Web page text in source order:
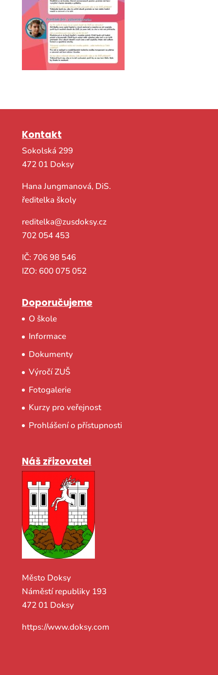
Kontakt
Sokolská 299
472 01 Doksy
Hana Jungmanová, DiS.
ředitelka školy
reditelka@zusdoksy.cz
702 054 453
IČ: 706 98 546
IZO: 600 075 052
Doporučujeme
O škole
Informace
Dokumenty
Výročí ZUŠ
Fotogalerie
Kurzy pro veřejnost
Prohlášení o přístupnosti
Náš zřizovatel
Město Doksy
Náměstí republiky 193
472 01 Doksy
https://www.doksy.com